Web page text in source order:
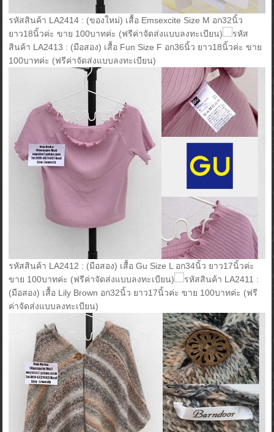
รหัสสินค้า LA2414 : (ของใหม่) เสื้อ Emsexcite Size M อก32นิ้ว
ยาว18นิ้วค่ะ ขาย 100บาทค่ะ (ฟรีค่าจัดส่งแบบลงทะเบียน)
รหัส
สินค้า LA2413 : (มือสอง) เสื้อ Fun Size F อก36นิ้ว ยาว18นิ้วค่ะ ขาย
100บาทค่ะ (ฟรีค่าจัดส่งแบบลงทะเบียน)
รหัสสินค้า LA2412 : (มือสอง) เสื้อ Gu Size L อก34นิ้ว ยาว17นิ้วค่ะ
ขาย 100บาทค่ะ (ฟรีค่าจัดส่งแบบลงทะเบียน)
รหัสสินค้า LA2411 :
(มือสอง) เสื้อ Lily Brown อก32นิ้ว ยาว17นิ้วค่ะ ขาย 100บาทค่ะ (ฟรี
ค่าจัดส่งแบบลงทะเบียน)